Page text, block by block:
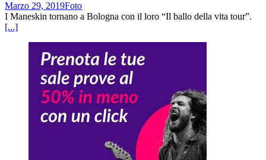
Marzo 29, 2019Foto
I Maneskin tornano a Bologna con il loro “Il ballo della vita tour”.
[...]